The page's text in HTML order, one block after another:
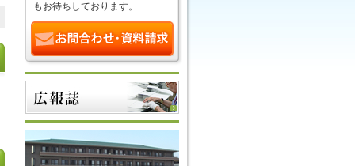
もお待ちしております。